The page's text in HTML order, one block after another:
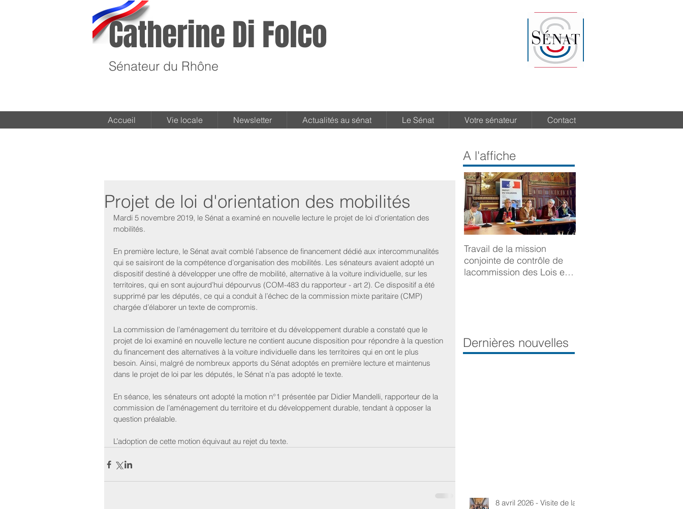
Catherine Di Folco
Sénateur du Rhône
Accueil Vie locale Newsletter Actualités au sénat Le Sénat Votre sénateur Contact
A l'affiche
Projet de loi d'orientation des mobilités
Mardi 5 novembre 2019, le Sénat a examiné en nouvelle lecture le projet de loi d'orientation des
mobilités.
En première lecture, le Sénat avait comblé l’absence de financement dédié aux intercommunalités
qui se saisiront de la compétence d’organisation des mobilités. Les sénateurs avaient adopté un
dispositif destiné à développer une offre de mobilité, alternative à la voiture individuelle, sur les
territoires, qui en sont aujourd’hui dépourvus (COM-483 du rapporteur - art 2). Ce dispositif a été
supprimé par les députés, ce qui a conduit à l’échec de la commission mixte paritaire (CMP)
chargée d’élaborer un texte de compromis.
La commission de l’aménagement du territoire et du développement durable a constaté que le
projet de loi examiné en nouvelle lecture ne contient aucune disposition pour répondre à la question
du financement des alternatives à la voiture individuelle dans les territoires qui en ont le plus
besoin. Ainsi, malgré de nombreux apports du Sénat adoptés en première lecture et maintenus
dans le projet de loi par les députés, le Sénat n’a pas adopté le texte.
En séance, les sénateurs ont adopté la motion n°1 présentée par Didier Mandelli, rapporteur de la
commission de l’aménagement du territoire et du développement durable, tendant à opposer la
question préalable.
L’adoption de cette motion équivaut au rejet du texte.
Travail de la mission
conjointe de contrôle de
lacommission des Lois et
Dernières nouvelles
8 avril 2026 - Visite de la